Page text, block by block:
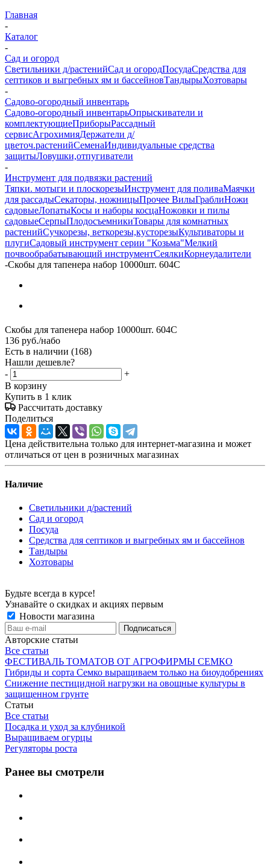
Главная
-
Каталог
-
Сад и огород
Светильники д/растенийСад и огородПосудаСредства для
септиков и выгребных ям и бассейновТандырыХозтовары
-
Садово-огородный инвентарь
Садово-огородный инвентарьОпрыскиватели и
комплектующиеПриборыРассадный
сервисАгрохимияДержатели д/
цветоч.растенийСеменаИндивидуальные средства
защитыЛовушки,отпугиватели
-
Инструмент для подвязки растений
Тяпки. мотыги и плоскорезыИнструмент для поливаМаячки
для рассадыСекаторы, ножницыПрочее ВилыГраблиНожи
садовыеЛопатыКосы и наборы косцаНожовки и пилы
садовыеСерпыПлодосъемникиТовары для комнатных
растенийСучкорезы, веткорезы,кусторезыКультиваторы и
плугиСадовый инструмент серии "Козьма"Мелкий
почвообрабатывающий инструментСеялкиКорнеудалители
-Скобы для тапенера набор 10000шт. 604С
Скобы для тапенера набор 10000шт. 604С
136 руб./набо
Есть в наличии (168)
Нашли дешевле?
-
+
В корзину
Купить в 1 клик
Рассчитать доставку
Поделиться
Цена действительна только для интернет-магазина и может
отличаться от цен в розничных магазинах
Наличие
Светильники д/растений
Сад и огород
Посуда
Средства для септиков и выгребных ям и бассейнов
Тандыры
Хозтовары
Будьте всегда в курсе!
Узнавайте о скидках и акциях первым
Новости магазина
Авторские статьи
Все статьи
ФЕСТИВАЛЬ ТОМАТОВ ОТ АГРОФИРМЫ СЕМКО
Гибриды и сорта Семко выращиваем только на биоудобрениях
Снижение пестицидной нагрузки на овощные культуры в
защищенном грунте
Статьи
Все статьи
Посадка и уход за клубникой
Выращиваем огурцы
Регуляторы роста
Ранее вы смотрели